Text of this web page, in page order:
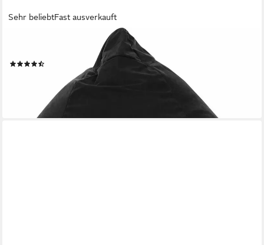
Sehr beliebtFast ausverkauft
lieferbar - in 2-3 Werktagen bei dir